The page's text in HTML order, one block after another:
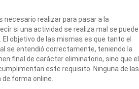
necesario realizar para pasar a la
si una actividad se realiza mal se puede
objetivo de las mismas es que tanto el
se entendió correctamente, teniendo la
final de carácter eliminatorio, sino que el
este requisito. Ninguna de las
forma online.